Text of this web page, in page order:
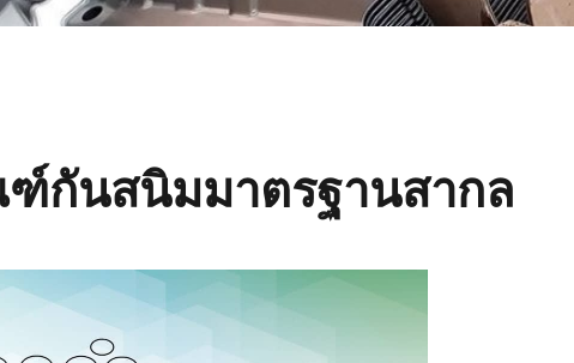
กันสนิมมาตรฐานสากล